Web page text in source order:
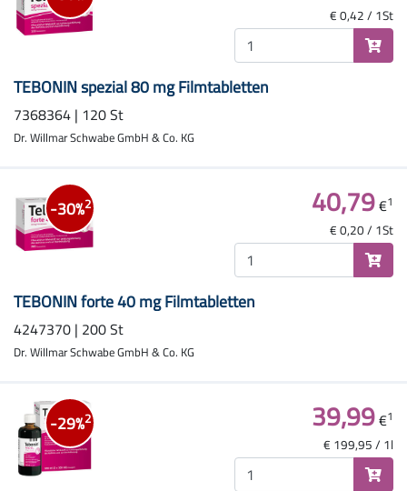
TEBONIN spezial 80 mg Filmtabletten
7368364 | 120 St
Dr. Willmar Schwabe GmbH & Co. KG
€ 0,42 / 1St
-30%2
TEBONIN forte 40 mg Filmtabletten
4247370 | 200 St
Dr. Willmar Schwabe GmbH & Co. KG
40,79€1
€ 0,20 / 1St
-29%2 39,99€1
€ 199,95 / 1l